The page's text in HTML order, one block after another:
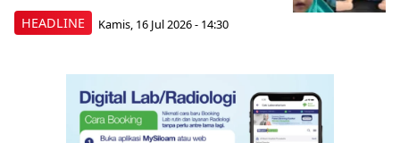
HEADLINE Kamis, 16 Jul 2026 - 14:30